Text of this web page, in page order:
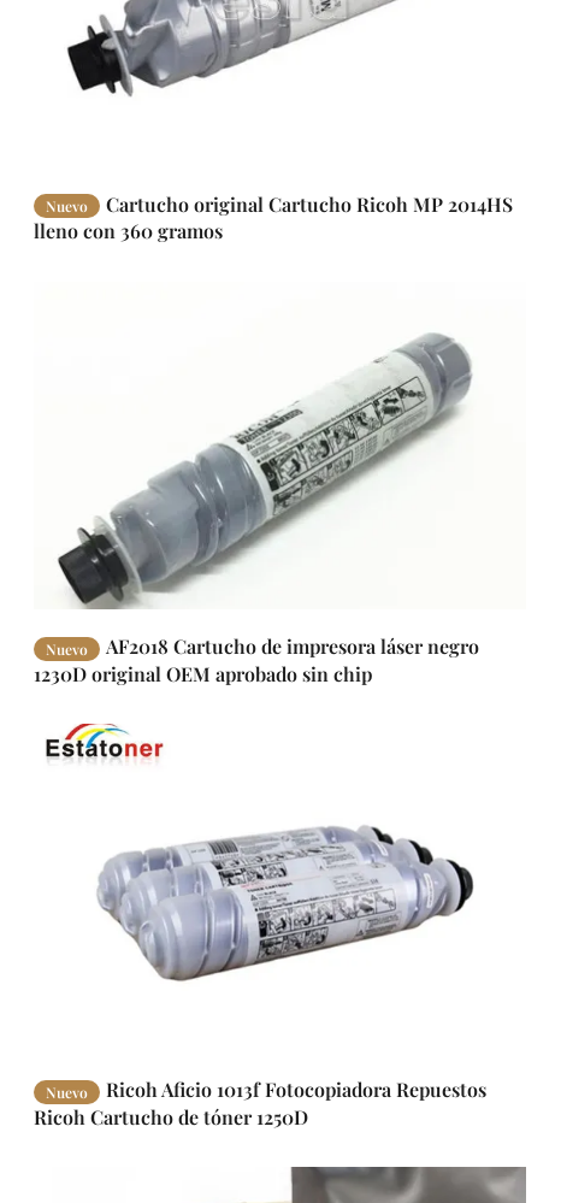
Nuevo
Cartucho original Cartucho Ricoh MP 2014HS
lleno con 360 gramos
Nuevo
AF2018 Cartucho de impresora láser negro
1230D original OEM aprobado sin chip
Nuevo
Ricoh Aficio 1013f Fotocopiadora Repuestos
Ricoh Cartucho de tóner 1250D